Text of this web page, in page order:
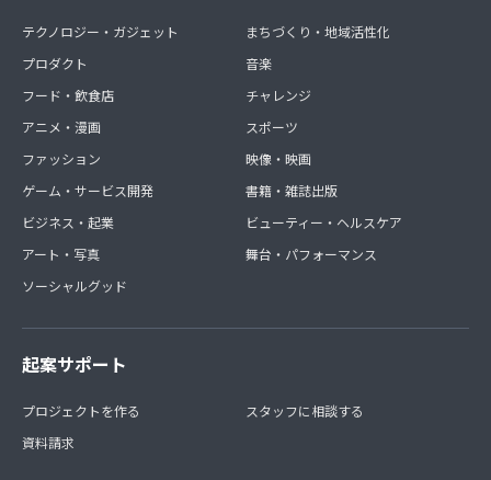
テクノロジー・ガジェット
プロダクト
フード・飲食店
アニメ・漫画
ファッション
ゲーム・サービス開発
ビジネス・起業
アート・写真
ソーシャルグッド
まちづくり・地域活性化
音楽
チャレンジ
スポーツ
映像・映画
書籍・雑誌出版
ビューティー・ヘルスケア
舞台・パフォーマンス
起案サポート
プロジェクトを作る
資料請求
スタッフに相談する